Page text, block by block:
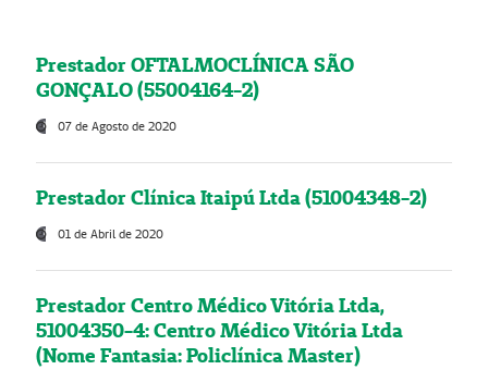
Prestador OFTALMOCLÍNICA SÃO
GONÇALO (55004164-2)
07 de Agosto de 2020
Prestador Clínica Itaipú Ltda (51004348-2)
01 de Abril de 2020
Prestador Centro Médico Vitória Ltda,
51004350-4: Centro Médico Vitória Ltda
(Nome Fantasia: Policlínica Master)